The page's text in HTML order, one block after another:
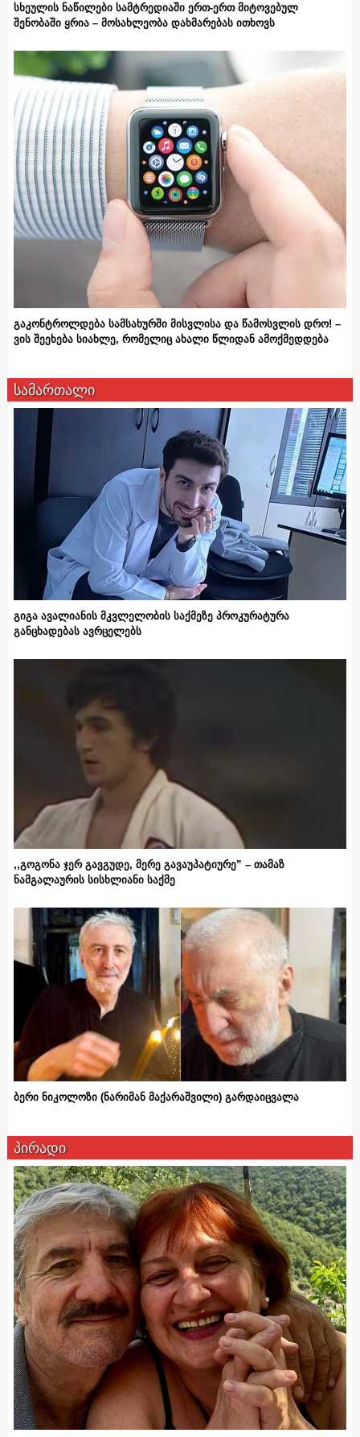
სხეულის ნაწილები სამტრედიაში ერთ-ერთ მიტოვებულ
შენობაში ყრია – მოსახლეობა დახმარებას ითხოვს
გაკონტროლდება სამსახურში მისვლისა და წამოსვლის დრო! –
ვის შეეხება სიახლე, რომელიც ახალი წლიდან ამოქმედდება
სამართალი
გიგა ავალიანის მკვლელობის საქმეზე პროკურატურა
განცხადებას ავრცელებს
,,გოგონა ჯერ გავგუდე, მერე გავაუპატიურე” – თამაზ
ნამგალაურის სისხლიანი საქმე
ბერი ნიკოლოზი (ნარიმან მაქარაშვილი) გარდაიცვალა
პირადი